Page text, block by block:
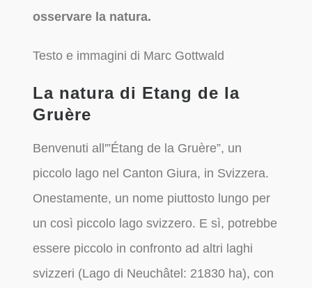
osservare la natura.
Testo e immagini di Marc Gottwald
La natura di Etang de la
Gruère
Benvenuti all'”Étang de la Gruère”, un
piccolo lago nel Canton Giura, in Svizzera.
Onestamente, un nome piuttosto lungo per
un così piccolo lago svizzero. E sì, potrebbe
essere piccolo in confronto ad altri laghi
svizzeri (Lago di Neuchâtel: 21830 ha), con